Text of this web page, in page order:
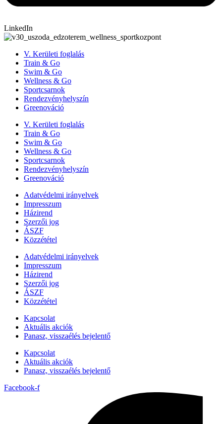
LinkedIn
V. Kerületi foglalás
Train & Go
Swim & Go
Wellness & Go
Sportcsarnok
Rendezvényhelyszín
Greenováció
V. Kerületi foglalás
Train & Go
Swim & Go
Wellness & Go
Sportcsarnok
Rendezvényhelyszín
Greenováció
Adatvédelmi irányelvek
Impresszum
Házirend
Szerzői jog
ÁSZF
Közzététel
Adatvédelmi irányelvek
Impresszum
Házirend
Szerzői jog
ÁSZF
Közzététel
Kapcsolat
Aktuális akciók
Panasz, visszaélés bejelentő
Kapcsolat
Aktuális akciók
Panasz, visszaélés bejelentő
Facebook-f